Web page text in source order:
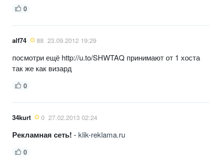
0
alf74 88 23.09.2012 19:29
посмотри ещё http://u.to/SHWTAQ принимают от 1 хоста
так же как визард
0
34kurt 0 27.02.2013 02:24
Рекламная сеть! -klik-reklama.ru
0